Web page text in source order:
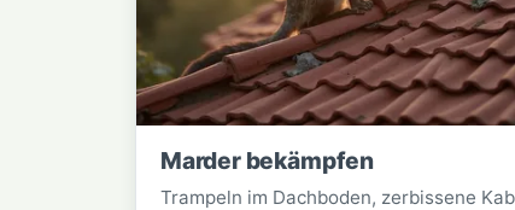
Marder bekämpfen
Trampeln im Dachboden, zerbissene